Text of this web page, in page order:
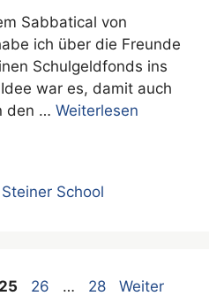
Sabbatical von
ich über die Freunde
Schulgeldfonds ins
war es, damit auch
den … Weiterlesen
School
Seite
25 Seite
26 … Seite
28
Weiter